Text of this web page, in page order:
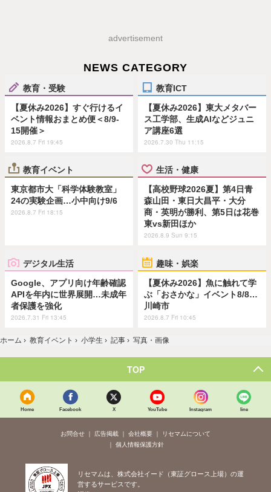
advertisement
NEWS CATEGORY
教育・受験
【夏休み2026】すぐ行けるイ
ベント情報おまとめ便＜8/9-
15開催＞
2026.8.7 Fri 19:45
教育ICT
【夏休み2026】東大メタバー
ス工学部、生成AIなどジュニ
ア講座6選
2026.7.30 Thu 11:15
教育イベント
東京都市大「科学体験教室」
24の実験企画…小中向け9/6
2026.8.7 Fri 18:15
生活・健康
【高校野球2026夏】第4日青
森山田・東日大昌平・大分
商・英明が勝利、第5日は花巻
東vs新田ほか
2026.8.9 Sun 9:15
デジタル生活
Google、アプリ向け年齢確認
APIを年内に世界展開…未成年
者保護を強化
2026.7.31 Fri 13:45
趣味・娯楽
【夏休み2026】魚に触れて学
ぶ「おさかな」イベント8/8…
川崎市
2026.8.7 Fri 10:45
ホーム › 教育イベント › 小学生 › 記事 › 写真・画像
TOP
Home Facebook X YouTube Instagram line
お問合せ 広告掲載 会社概要
リセマムについて
個人情報保護方針
リセマムは、株式会社イード（東証グロース上場）の運
営するサービスです。